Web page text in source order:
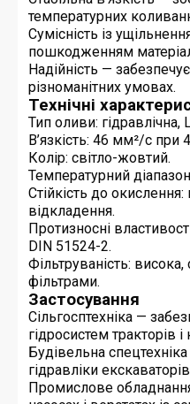
температурних
Сумісність із
пошкодженням
Надійність —
різноманітних умовах.
Технічні
Тип оливи: гідравлічна,
В’язкість: 46 мм²/с при
Колір: світло-жовтий.
Температурний
Стійкість до
відкладення.
Протизносні
DIN 51524-2.
Фільтруваність:
фільтрами.
Застосування
Сільгосптехніка —
гідросистем тракторів
Будівельна
гідравліки
Промислове